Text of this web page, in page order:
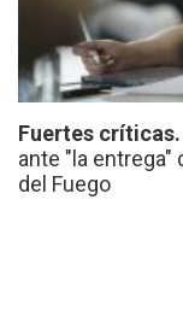
Fuertes críticas.
ante "la
del Fuego